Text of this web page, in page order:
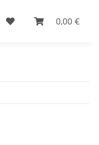
0,00 €